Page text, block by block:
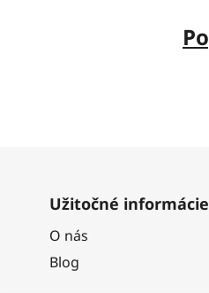
Užitočné informácie
O nás
Blog